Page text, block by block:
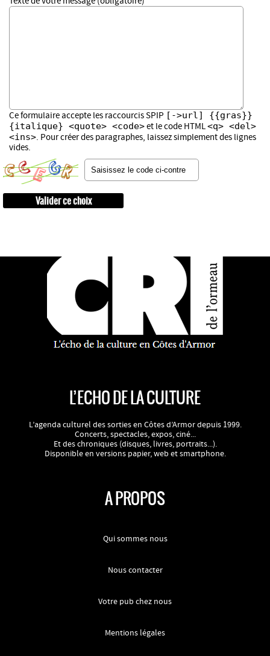
Ce formulaire accepte les raccourcis SPIP [->url] {{gras}}
{italique} <quote> <code>et le code HTML<q> <del>
<ins>. Pour créer des paragraphes, laissez simplement des lignes
vides.
L’ECHO DE LA CULTURE
L’agenda culturel des sorties en Côtes d’Armor depuis 1999.
Concerts, spectacles, expos, ciné...
Et des chroniques (disques, livres, portraits...).
Disponible en versions papier, web et smartphone.
A PROPOS
Qui sommes nous
Nous contacter
Votre pub chez nous
Mentions légales